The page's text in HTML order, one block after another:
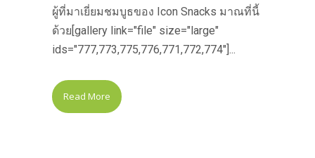
ผู้ที่มาเยี่ยมชมบูธของ Icon Snacks มาณที่นี้
ด้วย[gallery link="file" size="large"
ids="777,773,775,776,771,772,774"]...
Read More